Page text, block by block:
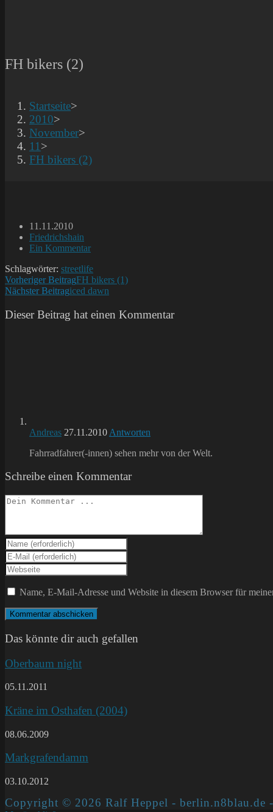
FH bikers (2)
Startseite>
2010>
November>
11 >
FH bikers (2)
Beitrag
veröffentlicht:
11.11.2010
Beitrags-
Kategorie:
Friedrichshain
Beitrags-
Ein Kommentar
Schlagwörter: streetlife
Weitere
Artikel
ansehen
Vorheriger BeitragFH bikers (1)
Nächster Beitragiced dawn
Dieser Beitrag hat einen Kommentar
Andreas 27.11.2010 Antworten
Fahrradfahrer(-innen) sehen mehr von der Welt.
Schreibe einen Kommentar
Kommentieren
Gib
deinen
Namen
oder
Benutzernamen
zum
Kommentieren
ein
Gib
deine
E-
Mail-
Adresse
zum
Kommentieren
Gib
deine
Website-
ein
(optional)
Name, E-Mail-Adresse und Website in diesem Browser für
Das könnte dir auch gefallen
Oberbaum night
05.11.2011
Kräne im Osthafen (2004)
08.06.2009
Markgrafendamm
03.10.2012
Copyright © 2026 Ralf Heppel - berlin.n8blau.de